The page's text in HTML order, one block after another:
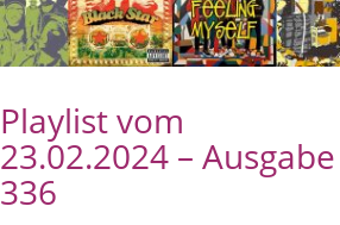
Playlist vom
23.02.2024 – Ausgabe
336